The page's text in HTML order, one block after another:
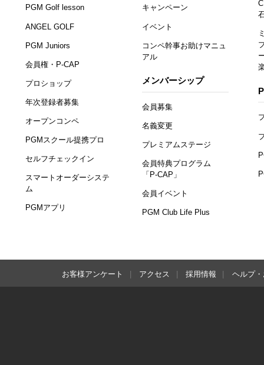
PGM Golf lesson
ANGEL GOLF
PGM Juniors
会員権・P-CAP
プロショップ
年次登録者募集
オープンコンペ
PGMスクール提携プロ
セルフチェックイン
スマートオーダーシステ
ム
PGMアプリ
キャンペーン
イベント
コンペ幹事お助けマニュ
アル
メンバーシップ
会員募集
名義変更
プレミアムステージ
会員特典プログラム
「P-CAP」
会員イベント
PGM Club Life Plus
お客様アンケート アクセス 採用情報 ヘルプ